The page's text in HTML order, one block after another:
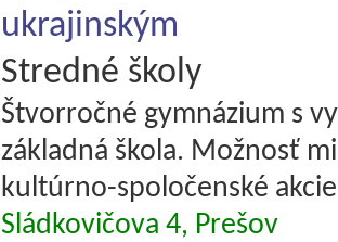
ukrajinským
Stredné školy
Štvorročné gymnázium s
základná škola. Možnosť
kultúrno-spoločenské
Sládkovičova 4, Prešov